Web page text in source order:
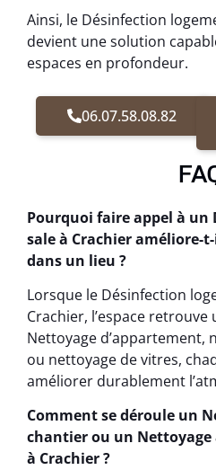
Ainsi, le Désinfection
devient une solution
espaces en profondeur.
06.07.58.08.82
Pourquoi faire appel à
sale à Crachier améliore-
dans un lieu ?
Lorsque le Désinfection
Crachier, l’espace
Nettoyage d’appartement,
ou nettoyage de vitres,
améliorer durablement
Comment se déroule un
chantier ou un Nettoyage
à Crachier ?